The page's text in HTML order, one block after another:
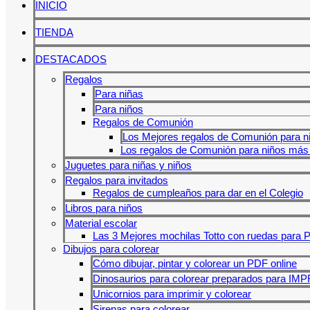
INICIO
TIENDA
DESTACADOS
Regalos
Para niñas
Para niños
Regalos de Comunión
Los Mejores regalos de Comunión para
Los regalos de Comunión para niños
Juguetes para niñas y niños
Regalos para invitados
Regalos de cumpleaños para dar en el Colegio
Libros para niños
Material escolar
Las 3 Mejores mochilas Totto con ruedas para
Dibujos para colorear
Cómo dibujar, pintar y colorear un PDF online
Dinosaurios para colorear preparados para
Unicornios para imprimir y colorear